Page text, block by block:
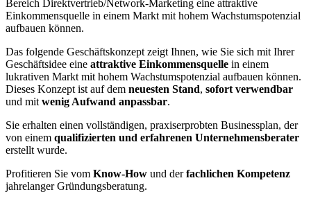
Bereich Direktvertrieb/Network-Marketing eine attraktive
Einkommensquelle in einem Markt mit hohem Wachstumspotenzial
aufbauen können.
Das folgende Geschäftskonzept zeigt Ihnen, wie Sie sich mit Ihrer
Geschäftsidee eine attraktive Einkommensquelle in einem
lukrativen Markt mit hohem Wachstumspotenzial aufbauen können.
Dieses Konzept ist auf dem neuesten Stand, sofort verwendbar
und mit wenig Aufwand anpassbar.
Sie erhalten einen vollständigen, praxiserprobten Businessplan, der
von einem qualifizierten und erfahrenen Unternehmensberater
erstellt wurde.
Profitieren Sie vom Know-How und derfachlichen Kompetenz
jahrelanger Gründungsberatung.